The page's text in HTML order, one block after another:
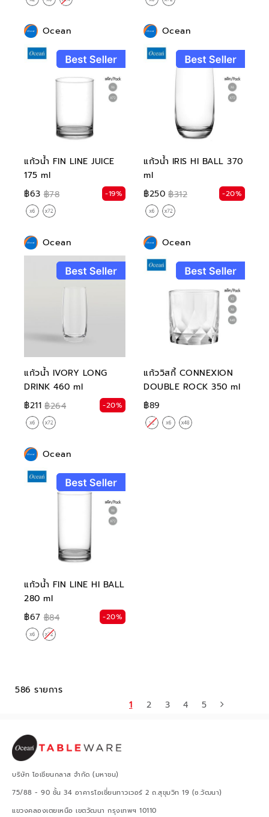
Ocean
แก้วน้ำ FIN LINE JUICE
175 ml
฿63 ฿78 -19%
Ocean
แก้วน้ำ IRIS HI BALL 370
ml
฿250 ฿312 -20%
Ocean
แก้วน้ำ IVORY LONG
DRINK 460 ml
฿211 ฿264 -20%
Ocean
แก้ววิสกี้ CONNEXION
DOUBLE ROCK 350 ml
฿89
Ocean
แก้วน้ำ FIN LINE HI BALL
280 ml
฿67 ฿84 -20%
586 รายการ
1
2 3 4 5
บริษัท โอเชียนกลาส จำกัด (มหาชน)
75/88 - 90 ชั้น 34 อาคารโอเชี่ยนทาวเวอร์ 2 ถ.สุขุมวิท 19 (ซ.วัฒนา)
แขวงคลองเตยเหนือ เขตวัฒนา กรุงเทพฯ 10110